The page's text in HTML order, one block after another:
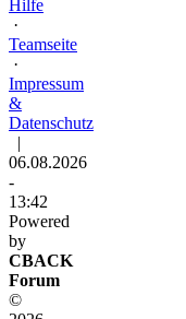
Hilfe
·
Teamseite
·
Impressum
&
Datenschutz
|
06.08.2026
-
13:42
Powered
by
CBACK
Forum
©